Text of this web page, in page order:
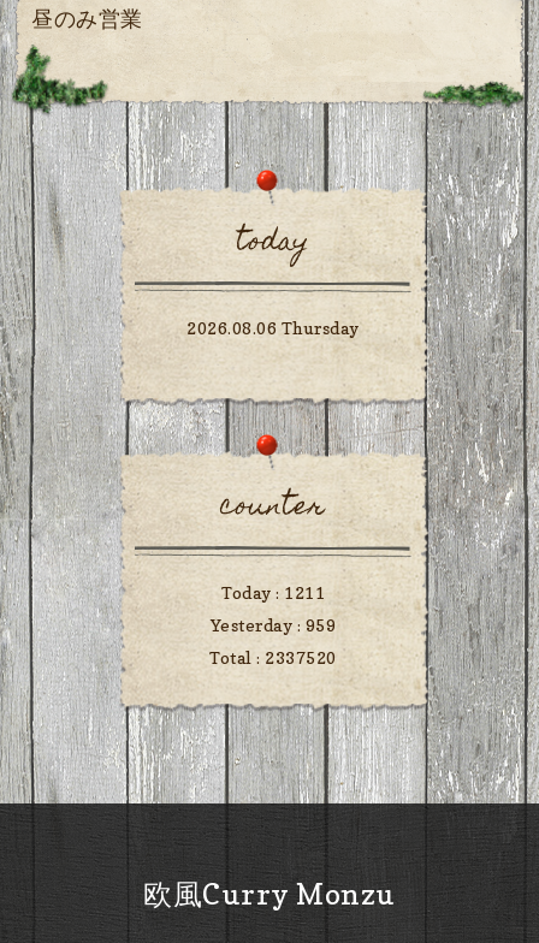
昼のみ営業
today
2026.08.06 Thursday
counter
Today : 1211
Yesterday : 959
Total : 2337520
欧風Curry Monzu